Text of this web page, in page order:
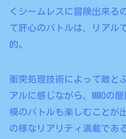
くシームレスに冒険出来る
て肝心のバトルは、リアル
的。
衝突処理技術によって敵と
アルに感じながら、MMOの
模のバトルも楽しむことが
の様なリアリティ満載であ